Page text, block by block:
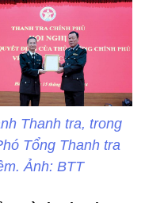
Thanh tra, trong
Tổng Thanh tra
Ảnh: BTT